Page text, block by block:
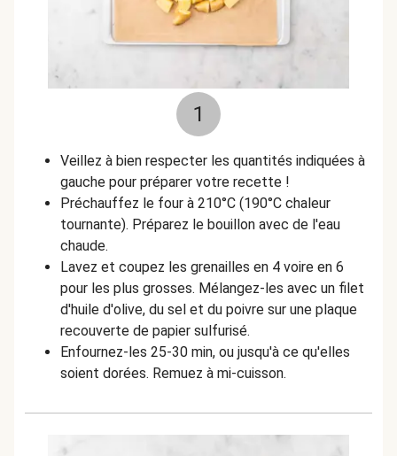
1
Veillez à bien respecter les quantités indiquées à
gauche pour préparer votre recette !
Préchauffez le four à 210°C (190°C chaleur
tournante). Préparez le bouillon avec de l'eau
chaude.
Lavez et coupez les grenailles en 4 voire en 6
pour les plus grosses. Mélangez-les avec un filet
d'huile d'olive, du sel et du poivre sur une plaque
recouverte de papier sulfurisé.
Enfournez-les 25-30 min, ou jusqu'à ce qu'elles
soient dorées. Remuez à mi-cuisson.